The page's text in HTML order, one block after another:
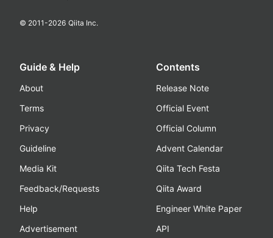
© 2011-2026 Qiita Inc.
Guide & Help
About
Terms
Privacy
Guideline
Media Kit
Feedback/Requests
Help
Advertisement
Contents
Release Note
Official Event
Official Column
Advent Calendar
Qiita Tech Festa
Qiita Award
Engineer White Paper
API